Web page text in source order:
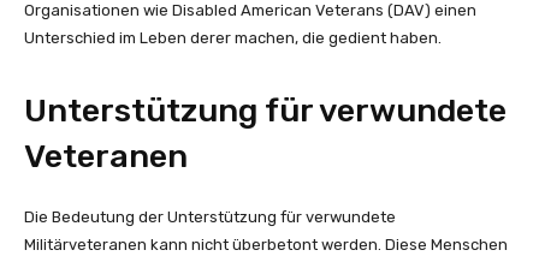
Organisationen wie Disabled American Veterans (DAV) einen
Unterschied im Leben derer machen, die gedient haben.
Unterstützung für verwundete
Veteranen
Die Bedeutung der Unterstützung für verwundete
Militärveteranen kann nicht überbetont werden. Diese Menschen